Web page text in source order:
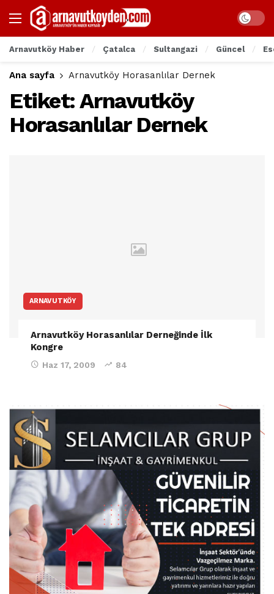
Arnavutköy Haber Çatalca Sultangazi Güncel
Ana sayfa Arnavutköy Horasanlılar Dernek
Etiket:Arnavutköy
Horasanlılar Dernek
ARNAVUTKÖY
Arnavutköy Horasanlılar Derneğinde İlk
Kongre
Haz 17, 2009 84